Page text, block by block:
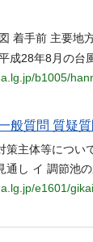
着手前 主要地
成28年8月の台
b1005/
般質問 質疑
策主体等につい
通し イ 調節池
e1601/